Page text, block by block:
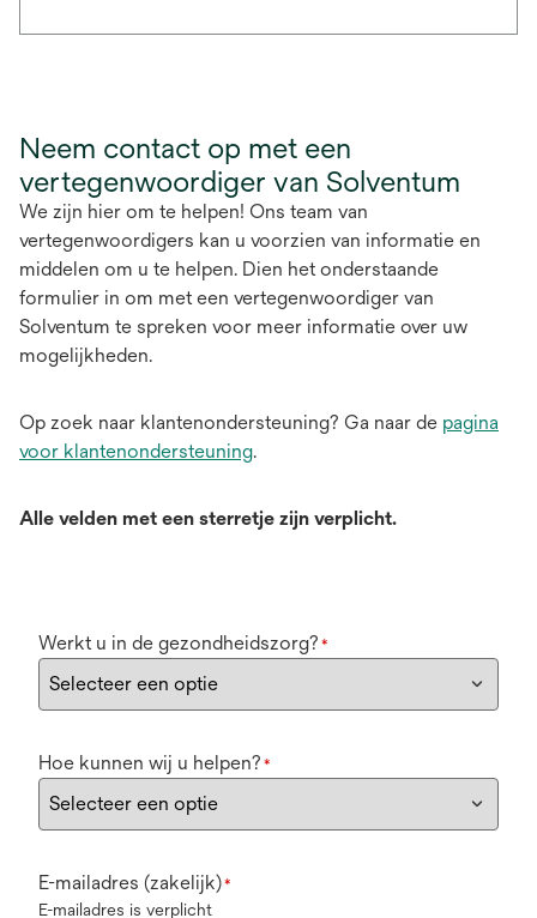
Neem contact op met een
vertegenwoordiger van Solventum
We zijn hier om te helpen! Ons team van
vertegenwoordigers kan u voorzien van informatie en
middelen om u te helpen. Dien het onderstaande
formulier in om met een vertegenwoordiger van
Solventum te spreken voor meer informatie over uw
mogelijkheden.
Op zoek naar klantenondersteuning? Ga naar de pagina
voor klantenondersteuning.
Alle velden met een sterretje zijn verplicht.
Werkt u in de gezondheidszorg? *
Hoe kunnen wij u helpen? *
E-mailadres (zakelijk)*
E-mailadres is verplicht